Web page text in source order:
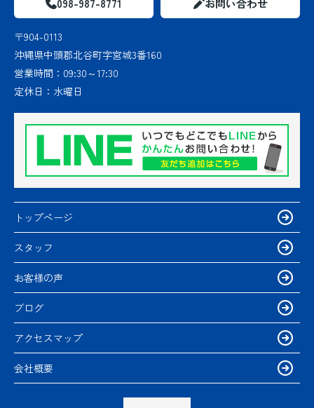
098-987-8771 お問い合わせ
〒904-0113
沖縄県中頭郡北谷町字宮城3番160
営業時間： 09:30～17:30
定休日： 水曜日
トップページ
スタッフ
お客様の声
ブログ
アクセスマップ
会社概要